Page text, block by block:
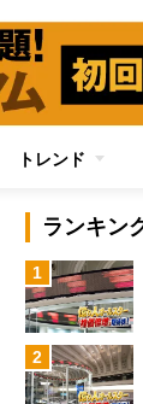
トレンド
ランキン
1
2